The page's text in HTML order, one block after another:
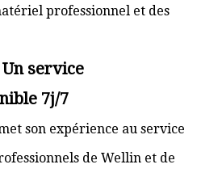
professionnel et des
service
7j/7
son expérience au service
de Wellin et de